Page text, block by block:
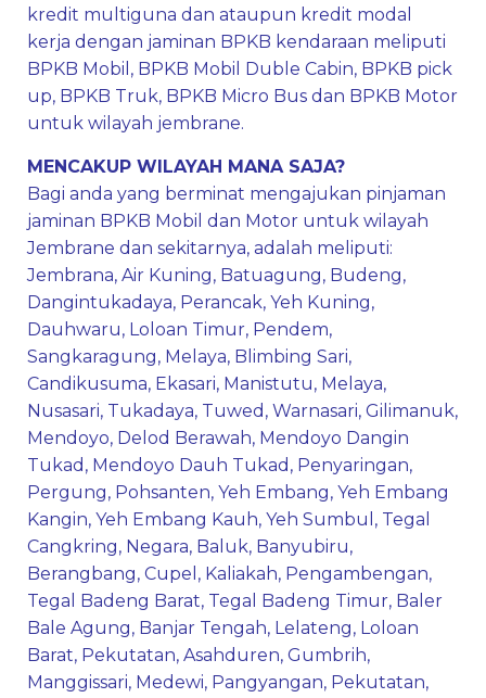
kredit multiguna dan ataupun kredit modal
kerja dengan jaminan BPKB kendaraan meliputi
BPKB Mobil, BPKB Mobil Duble Cabin, BPKB pick
up, BPKB Truk, BPKB Micro Bus dan BPKB Motor
untuk wilayah jembrane.
MENCAKUP WILAYAH MANA SAJA?
Bagi anda yang berminat mengajukan pinjaman
jaminan BPKB Mobil dan Motor untuk wilayah
Jembrane dan sekitarnya, adalah meliputi:
Jembrana, Air Kuning, Batuagung, Budeng,
Dangintukadaya, Perancak, Yeh Kuning,
Dauhwaru, Loloan Timur, Pendem,
Sangkaragung, Melaya, Blimbing Sari,
Candikusuma, Ekasari, Manistutu, Melaya,
Nusasari, Tukadaya, Tuwed , Warnasari, Gilimanuk,
Mendoyo, Delod Berawah, Mendoyo Dangin
Tukad , Mendoyo Dauh Tukad , Penyaringan,
Pergung, Pohsanten, Yeh Embang, Yeh Embang
Kangin, Yeh Embang Kauh, Yeh Sumbul , Tegal
Cangkring, Negara, Baluk, Banyubiru,
Berangbang, Cupel , Kaliakah, Pengambengan,
Tegal Badeng Barat, Tegal Badeng Timur, Baler
Bale Agung, Banjar Tengah, Lelateng, Loloan
Barat, Pekutatan, Asahduren, Gumbrih,
Manggissari, Medewi, Pangyangan, Pekutatan,